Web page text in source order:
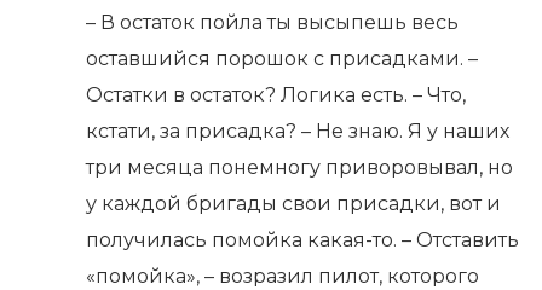
– В остаток пойла ты высыпешь весь
оставшийся порошок с присадками. –
Остатки в остаток? Логика есть. – Что,
кстати, за присадка? – Не знаю. Я у наших
три месяца понемногу приворовывал, но
у каждой бригады свои присадки, вот и
получилась помойка какая-то. – Отставить
«помойка», – возразил пилот, которого